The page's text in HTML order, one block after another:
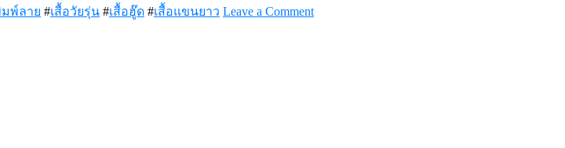
มพ์ลาย #เสื้อวัยรุ่น #เสื้อฮู๊ด #เสื้อแขนยาว Leave a Commenton